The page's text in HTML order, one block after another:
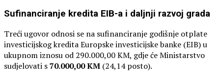
Sufinanciranje kredita EIB-a i daljnji razvoj grada
Treći ugovor odnosi se na sufinanciranje godišnje otplate
investicijskog kredita Europske investicijske banke (EIB) u
ukupnom iznosu od 290.000,00 KM, gdje će Ministarstvo
sudjelovati s70.000,00 KM (24,14 posto).